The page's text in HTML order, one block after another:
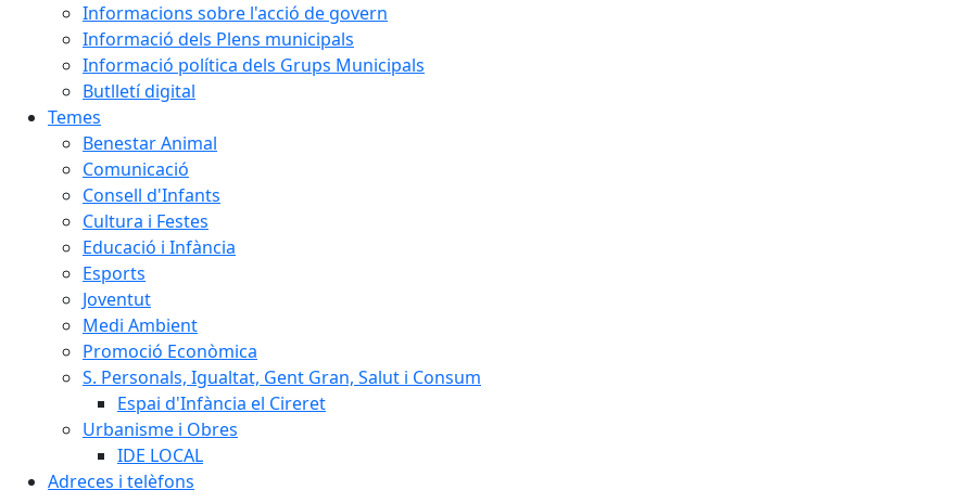
Informacions sobre l'acció de govern
Informació dels Plens municipals
Informació política dels Grups Municipals
Butlletí digital
Temes
Benestar Animal
Comunicació
Consell d'Infants
Cultura i Festes
Educació i Infància
Esports
Joventut
Medi Ambient
Promoció Econòmica
S. Personals, Igualtat, Gent Gran, Salut i Consum
Espai d'Infància el Cireret
Urbanisme i Obres
IDE LOCAL
Adreces i telèfons